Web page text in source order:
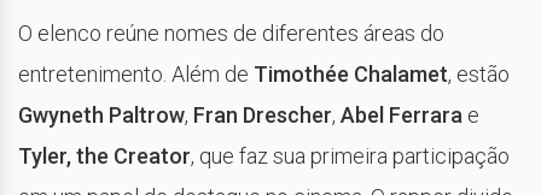
O elenco reúne nomes de diferentes áreas do
entretenimento. Além de Timothée Chalamet, estão
Gwyneth Paltrow, Fran Drescher, Abel Ferrara e
Tyler, the Creator, que faz sua primeira participação